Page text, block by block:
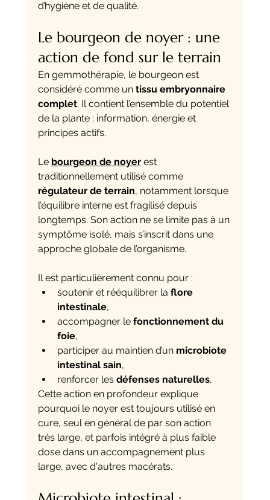
d’hygiène et de qualité.
Le bourgeon de noyer : une
action de fond sur le terrain
En gemmothérapie, le bourgeon est
considéré comme un tissu embryonnaire
complet. Il contient l’ensemble du potentiel
de la plante : information, énergie et
principes actifs.
Le bourgeon de noyer est
traditionnellement utilisé comme
régulateur de terrain, notamment lorsque
l’équilibre interne est fragilisé depuis
longtemps. Son action ne se limite pas à un
symptôme isolé, mais s’inscrit dans une
approche globale de l’organisme.
Il est particulièrement connu pour :
soutenir et rééquilibrer la flore
intestinale,
accompagner le fonctionnement du
foie,
participer au maintien d’un microbiote
intestinal sain,
renforcer les défenses naturelles.
Cette action en profondeur explique
pourquoi le noyer est toujours utilisé en
cure, seul en général de par son action
très large, et parfois intégré à plus faible
dose dans un accompagnement plus
large, avec d'autres macérats.